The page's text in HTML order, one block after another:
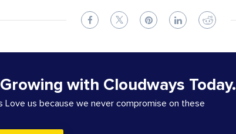
with Cloudways Today.
Love us because we never compromise on these